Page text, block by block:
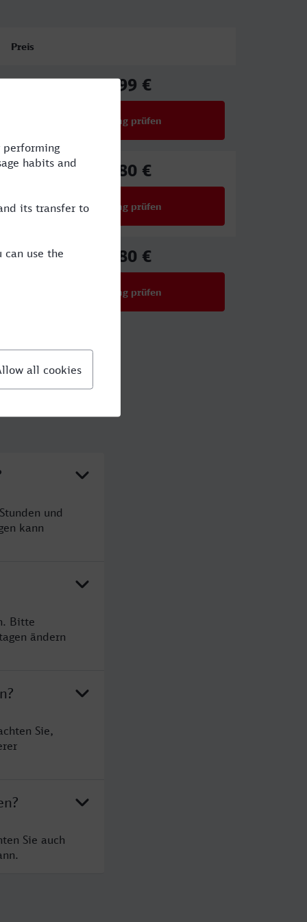
Preis
25,99 €
Verbindung prüfen
25,80 €
Verbindung prüfen
25,80 €
Verbindung prüfen
und
kann
Bitte
ändern
Sie,
Sie auch